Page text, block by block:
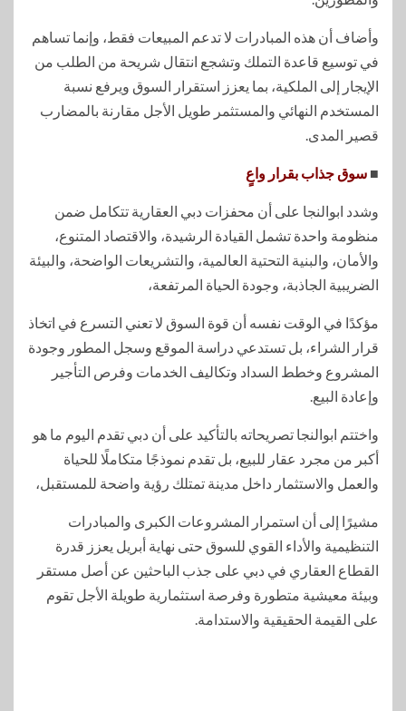
وأضاف أن هذه المبادرات لا تدعم المبيعات فقط، وإنما تساهم
في توسيع قاعدة التملك وتشجع انتقال شريحة من الطلب من
الإيجار إلى الملكية، بما يعزز استقرار السوق ويرفع نسبة
المستخدم النهائي والمستثمر طويل الأجل مقارنة بالمضارب
قصير المدى.
■ سوق جذاب بقرار واعٍ
وشدد ابوالنجا على أن محفزات دبي العقارية تتكامل ضمن
منظومة واحدة تشمل القيادة الرشيدة، والاقتصاد المتنوع،
والأمان، والبنية التحتية العالمية، والتشريعات الواضحة، والبيئة
الضريبية الجاذبة، وجودة الحياة المرتفعة،
مؤكدًا في الوقت نفسه أن قوة السوق لا تعني التسرع في اتخاذ
قرار الشراء، بل تستدعي دراسة الموقع وسجل المطور وجودة
المشروع وخطط السداد وتكاليف الخدمات وفرص التأجير
وإعادة البيع.
واختتم ابوالنجا تصريحاته بالتأكيد على أن دبي تقدم اليوم ما هو
أكبر من مجرد عقار للبيع، بل تقدم نموذجًا متكاملًا للحياة
والعمل والاستثمار داخل مدينة تمتلك رؤية واضحة للمستقبل،
مشيرًا إلى أن استمرار المشروعات الكبرى والمبادرات
التنظيمية والأداء القوي للسوق حتى نهاية أبريل يعزز قدرة
القطاع العقاري في دبي على جذب الباحثين عن أصل مستقر
وبيئة معيشية متطورة وفرصة استثمارية طويلة الأجل تقوم
على القيمة الحقيقية والاستدامة.